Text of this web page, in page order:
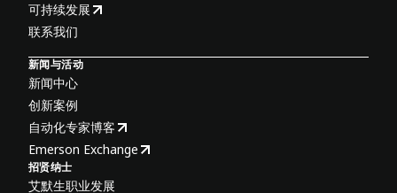
可持续发展
联系我们
新闻与活动
新闻中心
创新案例
自动化专家博客
Emerson Exchange
招贤纳士
艾默生职业发展